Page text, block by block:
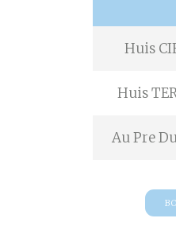
Huis
Huis
Au Pre